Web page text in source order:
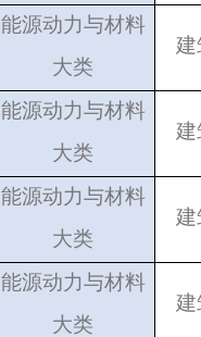
能源动力与材料
大类
建
能源动力与材料
大类
建
能源动力与材料
大类
建
能源动力与材料
大类
建